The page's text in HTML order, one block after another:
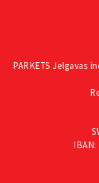
PARKETS Jelgavas
IBAN: